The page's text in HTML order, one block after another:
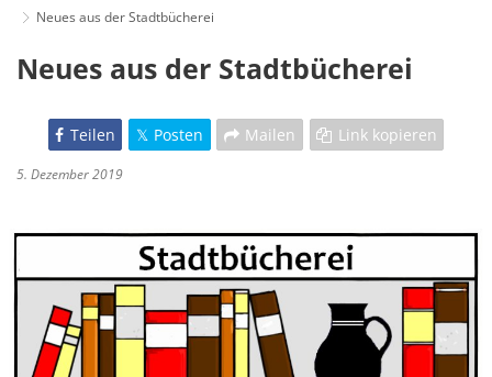
Neues aus der Stadtbücherei
Neues aus der Stadtbücherei
Teilen Posten Mailen Link kopieren
5. Dezember 2019